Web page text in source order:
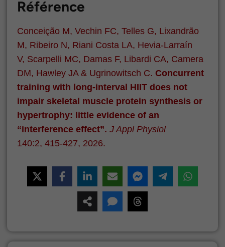
Référence
Conceição M, Vechin FC, Telles G, Lixandrão
M, Ribeiro N, Riani Costa LA, Hevia-Larraín
V, Scarpelli MC, Damas F, Libardi CA, Camera
DM, Hawley JA & Ugrinowitsch C. Concurrent
training with long-interval HIIT does not
impair skeletal muscle protein synthesis or
hypertrophy: little evidence of an
“interference effect”. J Appl Physiol
140:2, 415-427, 2026.